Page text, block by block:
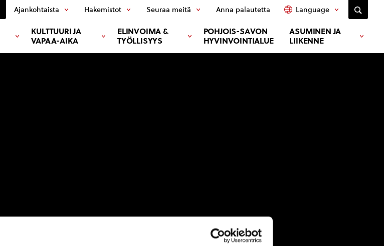
KULTTUURI JA
VAPAA-AIKA
ELINVOIMA &
TYÖLLISYYS
POHJOIS-SAVON
HYVINVOINTIALUE
ASUMINEN JA
LIIKENNE
Ajankohtaista Hakemistot Seuraa meitä Anna palautetta Language